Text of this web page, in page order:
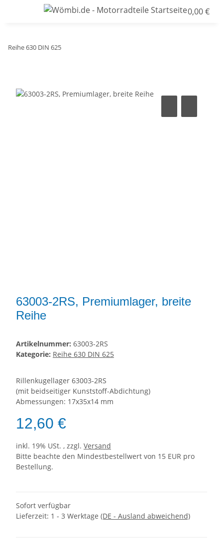
0,00 €
Reihe 630 DIN 625
63003-2RS, Premiumlager, breite
Reihe
Artikelnummer: 63003-2RS
Kategorie: Reihe 630 DIN 625
Rillenkugellager 63003-2RS
(mit beidseitiger Kunststoff-Abdichtung)
Abmessungen: 17x35x14 mm
12,60 €
inkl. 19% USt. , zzgl. Versand
Bitte beachte den Mindestbestellwert von 15 EUR pro
Bestellung.
Sofort verfügbar
Lieferzeit: 1 - 3 Werktage (DE - Ausland abweichend)